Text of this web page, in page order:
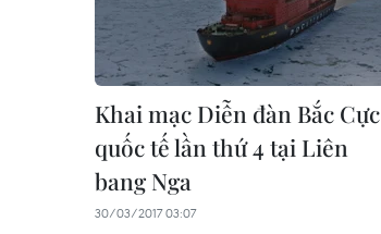
Khai mạc Diễn đàn Bắc Cực
quốc tế lần thứ 4 tại Liên
bang Nga
30/03/2017 03:07